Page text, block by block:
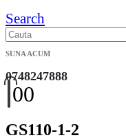
Search
SUNA ACUM
0748247888
00
GS110-1-2